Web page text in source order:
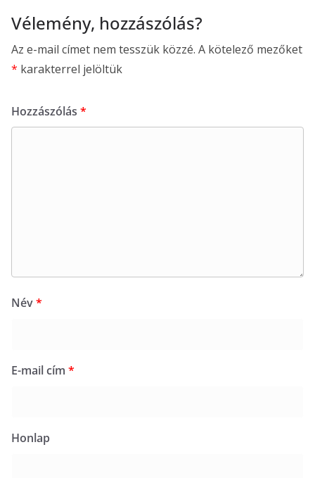
Vélemény, hozzászólás?
Az e-mail címet nem tesszük közzé. A kötelező mezőket
* karakterrel jelöltük
Hozzászólás *
Név*
E-mail cím *
Honlap